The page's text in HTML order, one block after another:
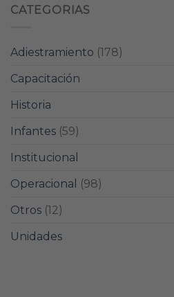
CATEGORIAS
Adiestramiento (178)
Capacitación
Historia
Infantes (59)
Institucional
Operacional
(98)
Otros (12)
Unidades